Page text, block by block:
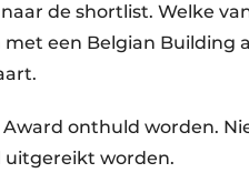
de shortlist. Welke
een Belgian Building
onthuld worden.
uitgereikt worden.